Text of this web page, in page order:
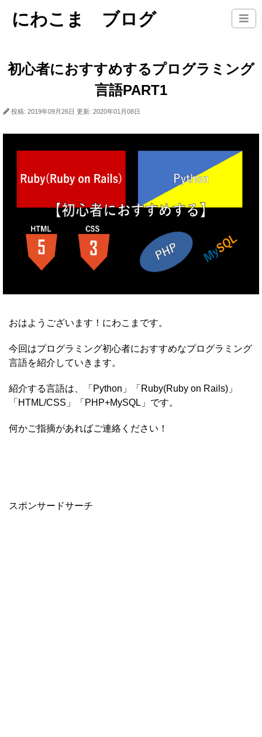
にわこま ブログ
初心者におすすめするプログラミング
言語PART1
投稿: 2019年09月26日 更新: 2020年01月08日
おはようございます！にわこまです。
今回はプログラミング初心者におすすめなプログラミング
言語を紹介していきます。
紹介する言語は、「Python」「Ruby(Ruby on Rails)」
「HTML/CSS」「PHP+MySQL」です。
何かご指摘があればご連絡ください！
スポンサードサーチ